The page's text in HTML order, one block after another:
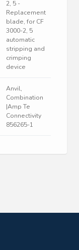
2, 5 -
Replacement
blade, for CF
3000-2, 5
automatic
stripping and
crimping
device
Anvil,
Combination
|Amp Te
Connectivity
856265-1